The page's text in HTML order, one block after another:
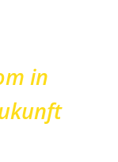
in